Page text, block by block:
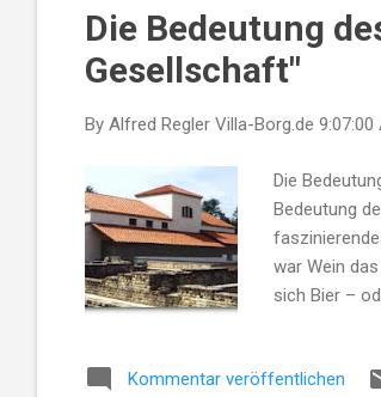
Die Bedeutung
Gesellschaft"
By Alfred Regler Villa-Borg.de 9:07:00
Die
Bedeutung
war Wein
sich Bier –
Die
Kommentar veröffentlichen